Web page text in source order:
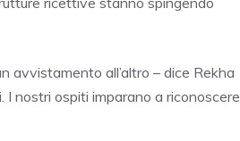
avvistamento all’altro – dice Rekha
nostri ospiti imparano a riconoscere